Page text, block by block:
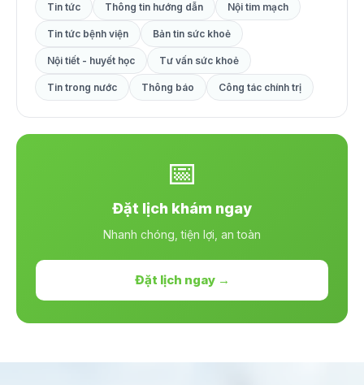
Tin tức Thông tin hướng dẫn Nội tim mạch
Tin tức bệnh viện Bản tin sức khoẻ
Nội tiết - huyết học Tư vấn sức khoẻ
Tin trong nước Thông báo Công tác chính trị
📅
Đặt lịch khám ngay
Nhanh chóng, tiện lợi, an toàn
Đặt lịch ngay →